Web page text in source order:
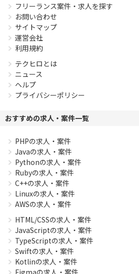
フリーランス案件・求人を探す
お問い合わせ
サイトマップ
運営会社
利用規約
テクヒロとは
ニュース
ヘルプ
プライバシーポリシー
おすすめの求人・案件一覧
PHPの求人・案件
Javaの求人・案件
Pythonの求人・案件
Rubyの求人・案件
C++の求人・案件
Linuxの求人・案件
AWSの求人・案件
HTML/CSSの求人・案件
JavaScriptの求人・案件
TypeScriptの求人・案件
Swiftの求人・案件
Kotlinの求人・案件
Figmaの求人・案件